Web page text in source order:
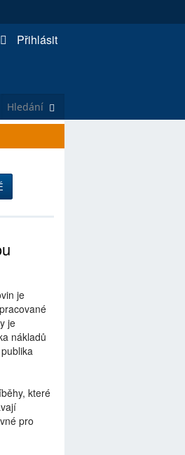
Přihlásit
je
je
nákladů
které
pro